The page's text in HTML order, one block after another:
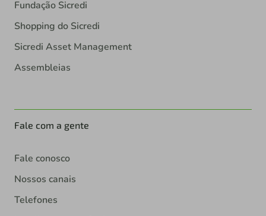
Fundação Sicredi
Shopping do Sicredi
Sicredi Asset Management
Assembleias
Fale com a gente
Fale conosco
Nossos canais
Telefones